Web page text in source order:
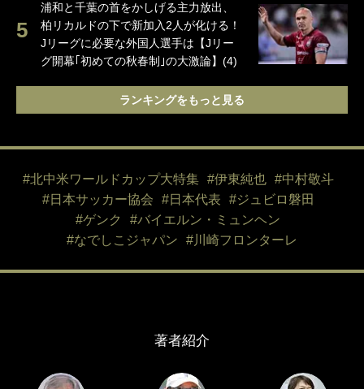
浦和と千葉の首をかしげる主力放出、
柏リカルドの下で新加入2人が化ける！
Jリーグに必要な外国人選手は【Jリー
グ開幕｢初めての秋春制｣の大激論】(4)
ランキングをもっと見る
#北中米ワールドカップ大特集 #伊東純也
#中村敬斗
#日本サッカー協会
#日本代表
#ジュビロ磐田
#ゲンク
#バイエルン・ミュンヘン
#なでしこジャパン
#川崎フロンターレ
著者紹介